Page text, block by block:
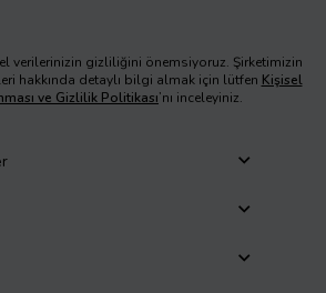
verilerinizin gizliliğini önemsiyoruz. Şirketimizin
hakkında detaylı bilgi almak için lütfen Kişisel
ve Gizlilik Politikası’nı inceleyiniz.